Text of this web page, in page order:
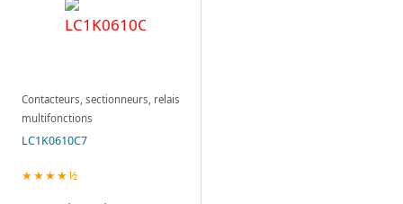
Contacteurs, sectionneurs, relais
multifonctions
LC1K0610C7
★★★★½